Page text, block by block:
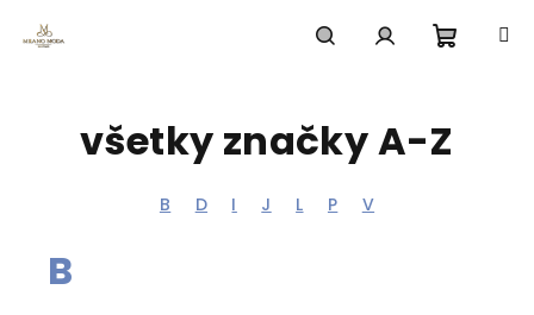
košík
všetky značky A-Z
B D I J L P V
B